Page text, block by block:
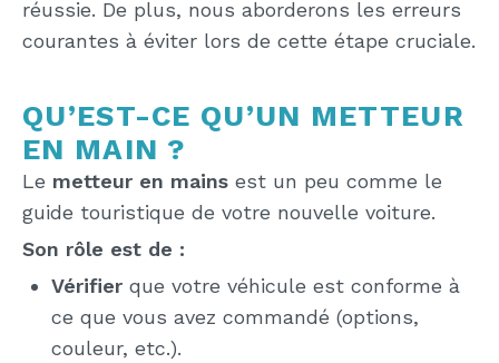
réussie. De plus, nous aborderons les erreurs
courantes à éviter lors de cette étape cruciale.
QU’EST-CE QU’UN METTEUR
EN MAIN ?
Le metteur en mains est un peu comme le
guide touristique de votre nouvelle voiture.
Son rôle est de :
Vérifier que votre véhicule est conforme à
ce que vous avez commandé (options,
couleur, etc.).